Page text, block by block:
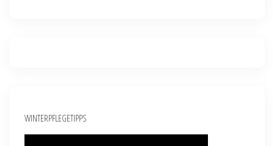
WINTERPFLEGETIPPS